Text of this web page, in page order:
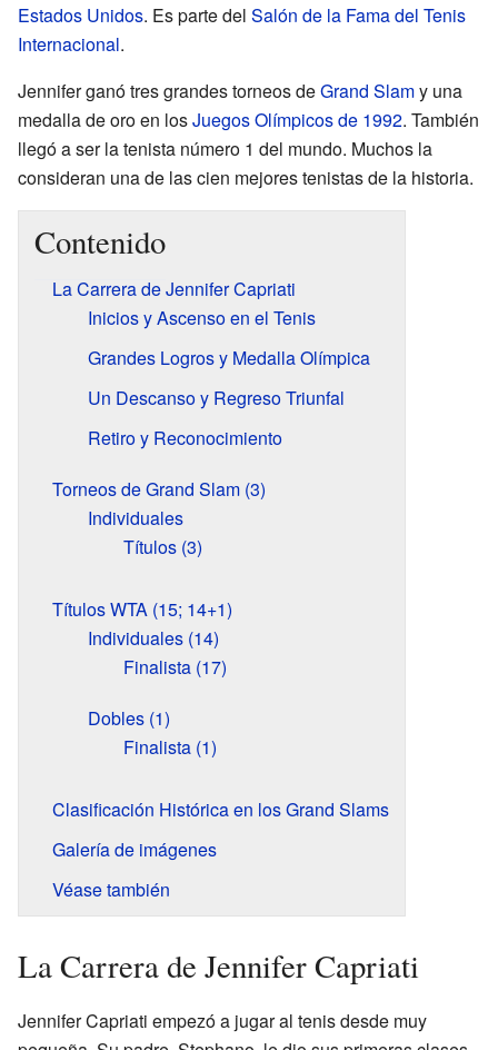
Estados Unidos. Es parte del Salón de la Fama del Tenis
Internacional.
Jennifer ganó tres grandes torneos deGrand Slamy una
medalla de oro en losJuegos Olímpicos de 1992. También
llegó a ser la tenista número 1 del mundo. Muchos la
consideran una de las cien mejores tenistas de la historia.
Contenido
La Carrera de Jennifer Capriati
Inicios y Ascenso en el Tenis
Grandes Logros y Medalla Olímpica
Un Descanso y Regreso Triunfal
Retiro y Reconocimiento
Torneos de Grand Slam (3)
Individuales
Títulos (3)
Títulos WTA (15; 14+1)
Individuales (14)
Finalista (17)
Dobles (1)
Finalista (1)
Clasificación Histórica en los Grand Slams
Galería de imágenes
Véase también
La Carrera de Jennifer Capriati
Jennifer Capriati empezó a jugar al tenis desde muy